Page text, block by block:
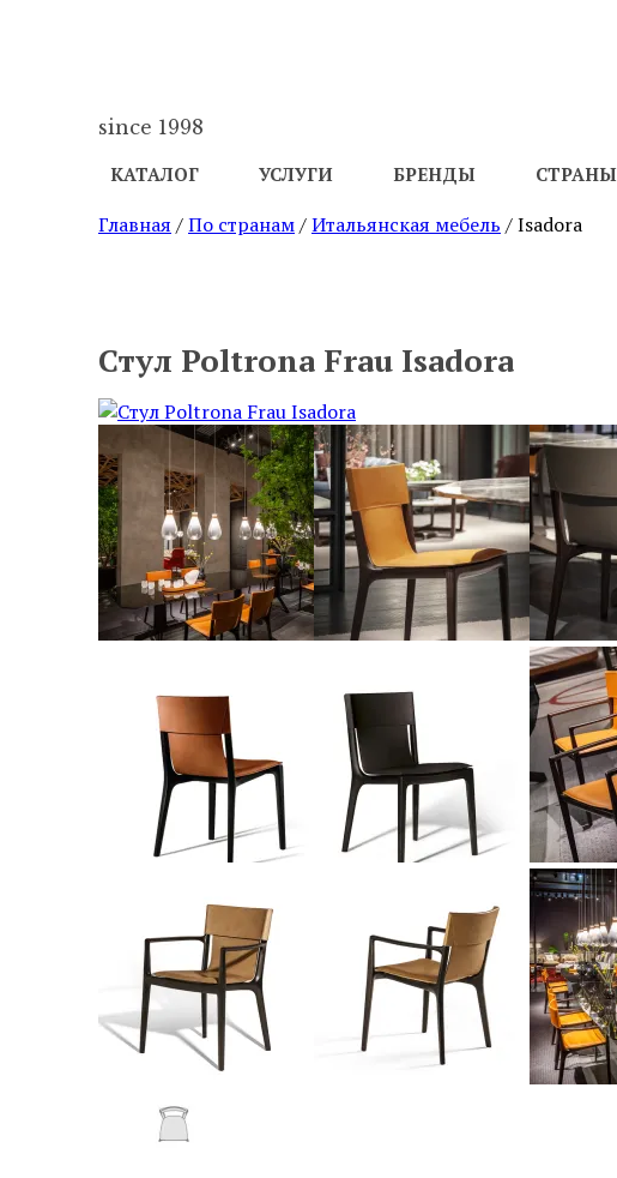
since 1998
КАТАЛОГ УСЛУГИ БРЕНДЫ СТРАНЫ
Главная /По странам/Итальянская мебель / Isadora
Стул Poltrona Frau Isadora